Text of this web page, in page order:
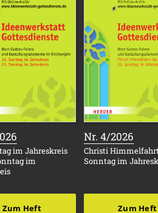
im Jahreskreis
im
Zum Heft
Nr. 4/2026
Christi Himmelfahrt
Sonntag im
Zum Heft